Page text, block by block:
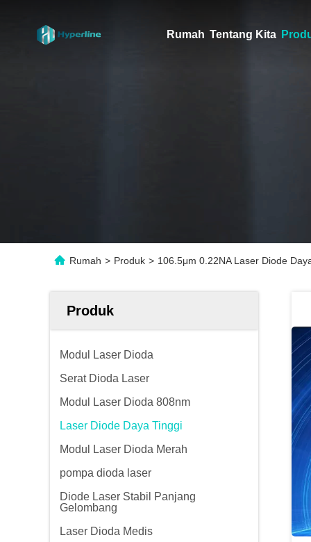
Rumah Tentang Kita
Rumah > Produk > 106.5μm 0.22NA Laser Diode
Produk
Modul Laser Dioda
Serat Dioda Laser
Modul Laser Dioda 808nm
Laser Diode Daya Tinggi
Modul Laser Dioda Merah
pompa dioda laser
Diode Laser Stabil Panjang
Gelombang
Laser Dioda Medis